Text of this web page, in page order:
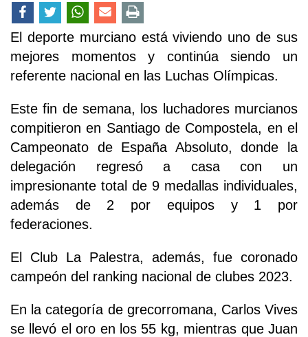
El deporte murciano está viviendo uno de sus
mejores momentos y continúa siendo un
referente nacional en las Luchas Olímpicas.
Este fin de semana, los luchadores murcianos
compitieron en Santiago de Compostela, en el
Campeonato de España Absoluto, donde la
delegación regresó a casa con un
impresionante total de 9 medallas individuales,
además de 2 por equipos y 1 por
federaciones.
El Club La Palestra, además, fue coronado
campeón del ranking nacional de clubes 2023.
En la categoría de grecorromana, Carlos Vives
se llevó el oro en los 55 kg, mientras que Juan